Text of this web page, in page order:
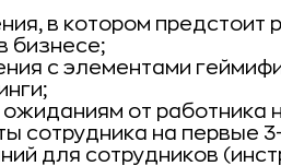
в котором предстоит
бизнесе;
с элементами
от работника
сотрудника на первые
для сотрудников